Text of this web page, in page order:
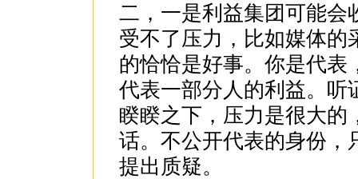
二，一是利益集团可能会
受不了压力，比如媒体的
的恰恰是好事。你是代表
代表一部分人的利益。听
睽睽之下，压力是很大的
话。不公开代表的身份，
提出质疑。